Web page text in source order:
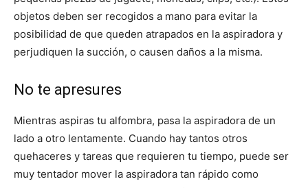
objetos deben ser recogidos a mano para evitar la
posibilidad de que queden atrapados en la aspiradora y
perjudiquen la succión, o causen daños a la misma.
No te apresures
Mientras aspiras tu alfombra, pasa la aspiradora de un
lado a otro lentamente. Cuando hay tantos otros
quehaceres y tareas que requieren tu tiempo, puede ser
muy tentador mover la aspiradora tan rápido como